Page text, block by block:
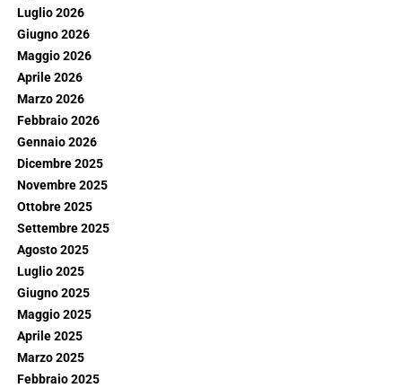
Luglio 2026
Giugno 2026
Maggio 2026
Aprile 2026
Marzo 2026
Febbraio 2026
Gennaio 2026
Dicembre 2025
Novembre 2025
Ottobre 2025
Settembre 2025
Agosto 2025
Luglio 2025
Giugno 2025
Maggio 2025
Aprile 2025
Marzo 2025
Febbraio 2025